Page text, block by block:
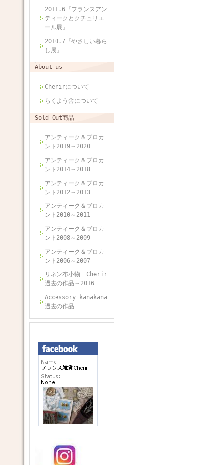
2011.6『フランスアン
ティークとクチュリエ
ール展』
2010.7『やさしい暮ら
し展』
About us
Cherirについて
らくよう舎について
Sold Out商品
アンティーク＆ブロカ
ント2019～2020
アンティーク＆ブロカ
ント2014～2018
アンティーク＆ブロカ
ント2012～2013
アンティーク＆ブロカ
ント2010～2011
アンティーク＆ブロカ
ント2008～2009
アンティーク＆ブロカ
ント2006～2007
リネン布小物 Cherir
過去の作品～2016
Accessory kanakana
過去の作品